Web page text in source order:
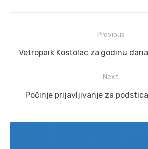
navigation
Previous
Previous
Vetropark Kostolac za godinu
Next
Next
Počinje prijavljivanje za